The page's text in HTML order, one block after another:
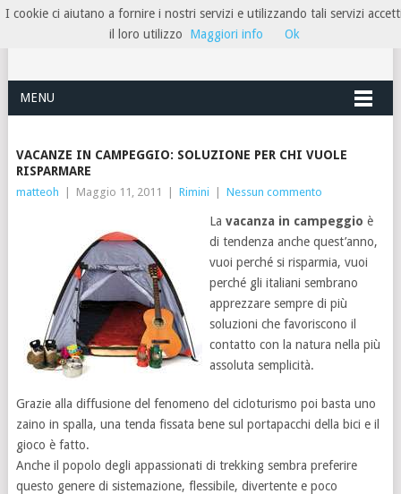
MENU
VACANZE IN CAMPEGGIO: SOLUZIONE PER CHI VUOLE
RISPARMARE
matteoh Maggio 11, 2011 Rimini Nessun commento
La vacanza in campeggio è
di tendenza anche quest’anno,
vuoi perché si risparmia, vuoi
perché gli italiani sembrano
apprezzare sempre di più
soluzioni che favoriscono il
contatto con la natura nella più
assoluta semplicità.
Grazie alla diffusione del fenomeno del cicloturismo poi basta uno
zaino in spalla, una tenda fissata bene sul portapacchi della bici e il
gioco è fatto.
Anche il popolo degli appassionati di trekking sembra preferire
questo genere di sistemazione, flessibile, divertente e poco
I cookie ci aiutano a fornire i nostri servizi e utilizzando tali servizi
il loro utilizzo
Maggiori info Ok